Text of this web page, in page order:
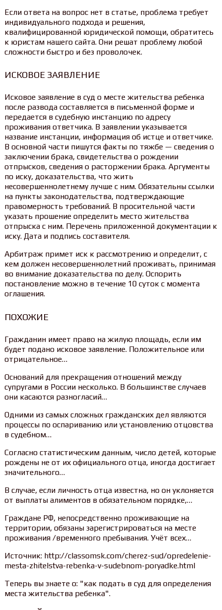
Если ответа на вопрос нет в статье, проблема требует
индивидуального подхода и решения,
квалифицированной юридической помощи, обратитесь
к юристам нашего сайта. Они решат проблему любой
сложности быстро и без проволочек.
ИСКОВОЕ ЗАЯВЛЕНИЕ
Исковое заявление в суд о месте жительства ребенка
после развода составляется в письменной форме и
передается в судебную инстанцию по адресу
проживания ответчика. В заявлении указывается
название инстанции, информация об истце и ответчике.
В основной части пишутся факты по тяжбе — сведения о
заключении брака, свидетельства о рождении
отпрысков, сведения о расторжении брака. Аргументы
по иску, доказательства, что жить
несовершеннолетнему лучше с ним. Обязательны ссылки
на пункты законодательства, подтверждающие
правомерность требований. В просительной части
указать прошение определить место жительства
отпрыска с ним. Перечень приложенной документации к
иску. Дата и подпись составителя.
Арбитраж примет иск к рассмотрению и определит, с
кем должен несовершеннолетний проживать, принимая
во внимание доказательства по делу. Оспорить
постановление можно в течение 10 суток с момента
оглашения.
ПОХОЖИЕ
Гражданин имеет право на жилую площадь, если им
будет подано исковое заявление. Положительное или
отрицательное…
Оснований для прекращения отношений между
супругами в России несколько. В большинстве случаев
они касаются разногласий…
Одними из самых сложных гражданских дел являются
процессы по оспариванию или установлению отцовства
в судебном…
Согласно статистическим данным, число детей, которые
рождены не от их официального отца, иногда достигает
значительного…
В случае, если личность отца известна, но он уклоняется
от выплаты алиментов в обязательном порядке,…
Граждане РФ, непосредственно проживающие на
территории, обязаны зарегистрироваться на месте
проживания /временного пребывания. Учёт всех…
Источник: http://classomsk.com/cherez-sud/opredelenie-
mesta-zhitelstva-rebenka-v-sudebnom-poryadke.html
Теперь вы знаете о: "как подать в суд для определения
места жительства ребенка".